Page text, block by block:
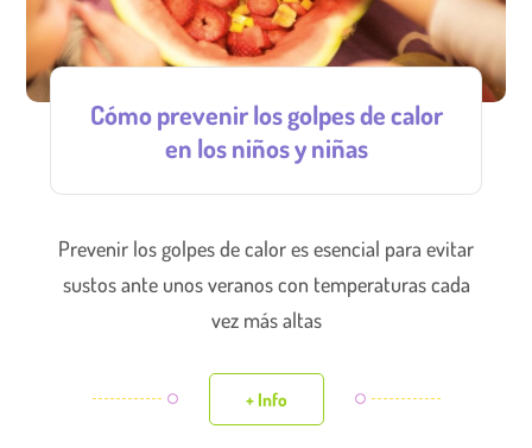
Cómo prevenir los golpes de calor
en los niños y niñas
Prevenir los golpes de calor es esencial para evitar
sustos ante unos veranos con temperaturas cada
vez más altas
+ Info